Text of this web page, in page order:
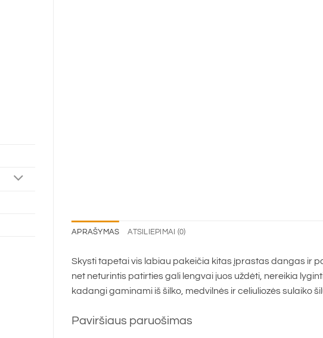
APRAŠYMAS ATSILIEPIMAI (0)
Skysti tapetai vis labiau pakeičia kitas įprastas dangas ir
net neturintis patirties gali lengvai juos uždėti, nereikia
kadangi gaminami iš šilko, medvilnės ir celiuliozės sulaiko
Paviršiaus paruošimas